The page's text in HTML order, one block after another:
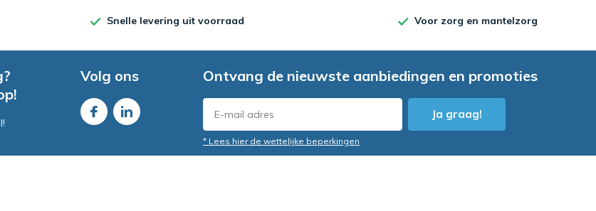
Snelle levering uit voorraad Voor zorg en mantelzorg
Volg ons Ontvang de nieuwste aanbiedingen en promoties
Ja graag!
* Lees hier de wettelijke beperkingen